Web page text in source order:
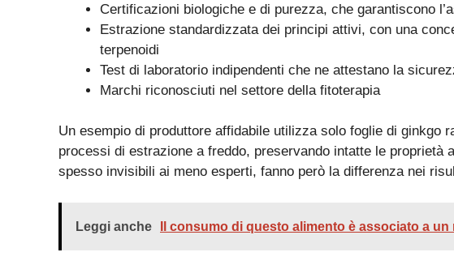
Certificazioni biologiche e di purezza, che garantiscono
Estrazione standardizzata dei principi attivi, con una
terpenoidi
Test di laboratorio indipendenti che ne attestano la
Marchi riconosciuti nel settore della fitoterapia
Un esempio di produttore affidabile utilizza solo foglie di ginkgo
processi di estrazione a freddo, preservando intatte le proprietà
spesso invisibili ai meno esperti, fanno però la differenza nei
Leggi anche Il consumo di questo alimento è associato a